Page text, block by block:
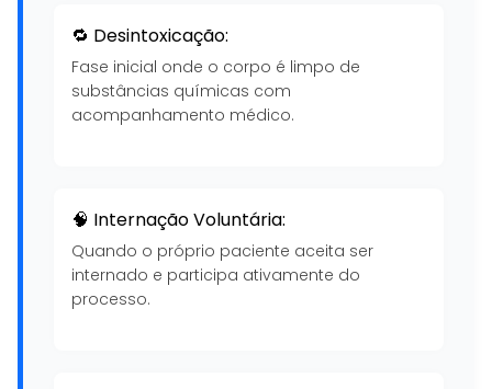
🔁 Desintoxicação:
Fase inicial onde o corpo é limpo de
substâncias químicas com
acompanhamento médico.
🧠 Internação Voluntária:
Quando o próprio paciente aceita ser
internado e participa ativamente do
processo.